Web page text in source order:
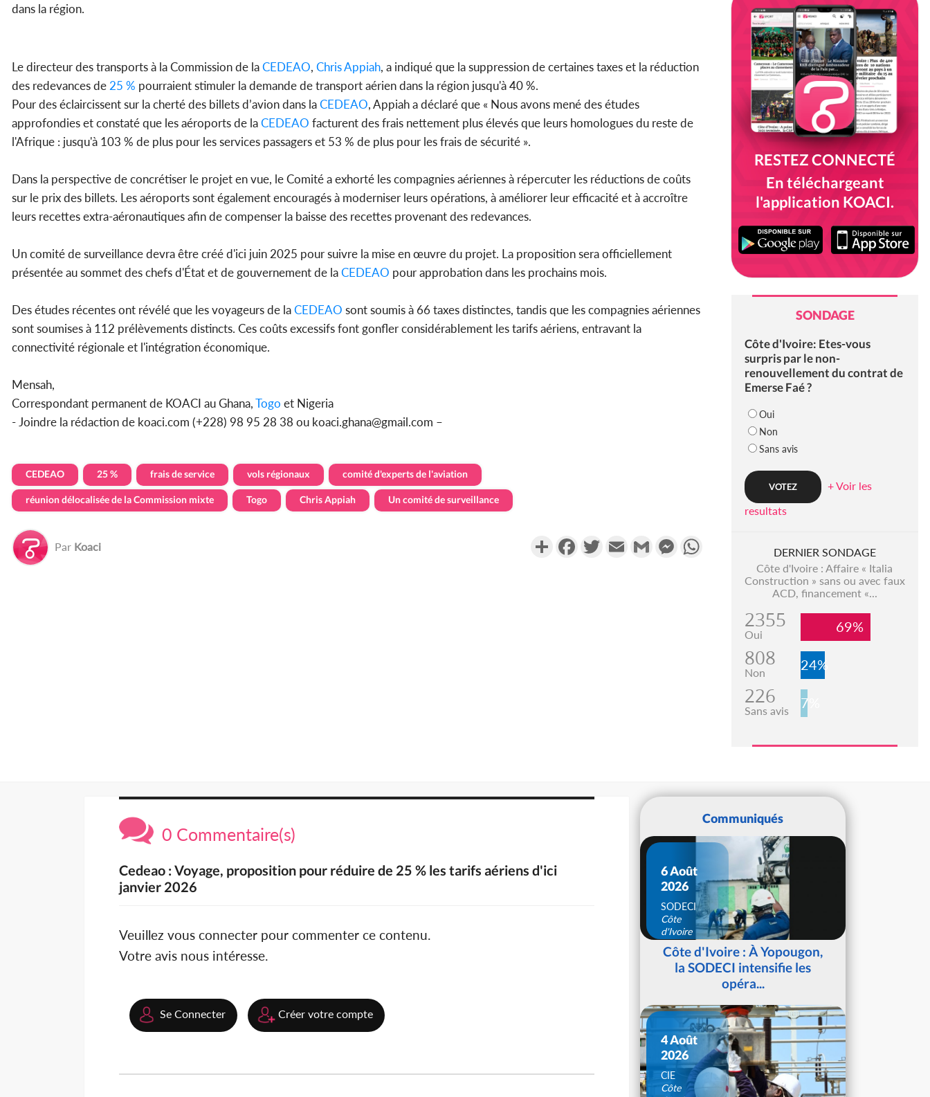
dans la région.
Le directeur des transports à la Commission de laCEDEAO, Chris Appiah, a indiqué que la suppression de certaines taxes et la réduction
des redevances de 25 % pourraient stimuler la demande de transport aérien dans la région jusqu'à 40 %.
Pour des éclaircissent sur la cherté des billets d’avion dans laCEDEAO, Appiah a déclaré que « Nous avons mené des études
approfondies et constaté que les aéroports de laCEDEAO facturent des frais nettement plus élevés que leurs homologues du reste de
l'Afrique : jusqu'à 103 % de plus pour les services passagers et 53 % de plus pour les frais de sécurité ».
Dans la perspective de concrétiser le projet en vue, le Comité a exhorté les compagnies aériennes à répercuter les réductions de coûts
sur le prix des billets. Les aéroports sont également encouragés à moderniser leurs opérations, à améliorer leur efficacité et à accroître
leurs recettes extra-aéronautiques afin de compenser la baisse des recettes provenant des redevances.
Un comité de surveillance devra être créé d'ici juin 2025 pour suivre la mise en œuvre du projet. La proposition sera officiellement
présentée au sommet des chefs d'État et de gouvernement de laCEDEAO pour approbation dans les prochains mois.
Des études récentes ont révélé que les voyageurs de laCEDEAO sont soumis à 66 taxes distinctes, tandis que les compagnies aériennes
sont soumises à 112 prélèvements distincts. Ces coûts excessifs font gonfler considérablement les tarifs aériens, entravant la
connectivité régionale et l'intégration économique.
Mensah,
Correspondant permanent de KOACI au Ghana,Togo et Nigeria
- Joindre la rédaction de koaci.com (+228) 98 95 28 38 ou koaci.ghana@gmail.com –
CEDEAO 25 % frais de service vols régionaux comité d'experts de l'aviation
réunion délocalisée de la Commission mixte Togo Chris Appiah Un comité de surveillance
Par Koaci PartagerFacebookTwitterEmail Gmail Messenger
RESTEZ CONNECTÉ
En téléchargeant
l'application KOACI.
SONDAGE
Côte d'Ivoire: Etes-vous
surpris par le non-
renouvellement du contrat de
Emerse Faé ?
Oui
Non
Sans avis
+ Voir les
resultats
DERNIER SONDAGE
Côte d'Ivoire : Affaire « Italia
Construction » sans ou avec faux
ACD, financement «...
2355
Oui 69%
808
Non 24%
226
Sans avis 7%
0 Commentaire(s)
Cedeao : Voyage, proposition pour réduire de 25 % les tarifs aériens d'ici
janvier 2026
Veuillez vous connecter pour commenter ce contenu.
Votre avis nous intéresse.
Se Connecter Créer votre compte
Communiqués
6 Août
2026
SODECI
Côte
d'Ivoire
Côte d'Ivoire : À Yopougon,
la SODECI intensifie les
opéra...
4 Août
2026
CIE
Côte